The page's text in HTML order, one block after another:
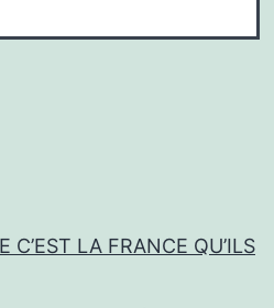
C’EST LA FRANCE QU’ILS